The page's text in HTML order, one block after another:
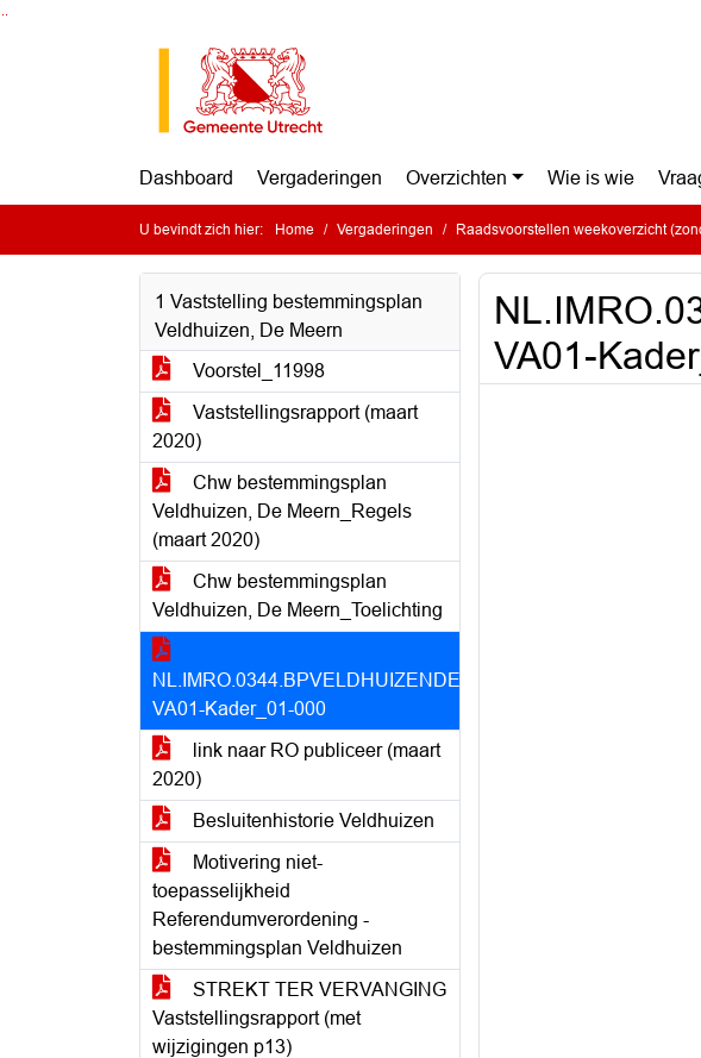
Dashboard Vergaderingen Overzichten Wie is wie
U bevindt zich hier: Home Vergaderingen Raadsvoorstellen weekoverzicht
1 Vaststelling bestemmingsplan
Veldhuizen, De Meern
Voorstel_11998
Vaststellingsrapport (maart
2020)
Chw bestemmingsplan
Veldhuizen, De Meern_Regels
(maart 2020)
Chw bestemmingsplan
Veldhuizen, De Meern_Toelichting
NL.IMRO.0344.BPVELDHUIZENDEMEER-
VA01-Kader_01-000
link naar RO publiceer (maart
2020)
Besluitenhistorie Veldhuizen
Motivering niet-
toepasselijkheid
Referendumverordening -
bestemmingsplan Veldhuizen
STREKT TER VERVANGING
Vaststellingsrapport (met
wijzigingen p13)
VA01-